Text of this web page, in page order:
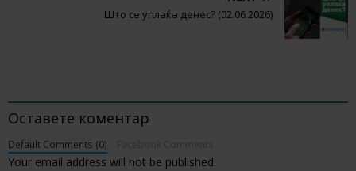
Што се уплаќа денес? (02.06.2026)
Оставете коментар
Default Comments (0)
Your email address will not be published.